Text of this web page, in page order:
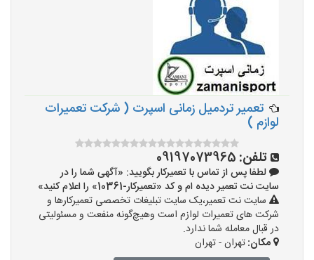
تعمیر تردمیل زمانی اسپرت ( شرکت تعمیرات
لوازم )
تلفن: 09197073965
لطفا پس از تماس با تعمیرکار بگویید: «آگهی شما را در
سایت نت تعمیر دیده ام و کد «تعمیرکار-10361» را اعلام کنید»
سایت نت تعمیر،یک سایت تبلیغات تخصصی تعمیرکارها و
شرکت های تعمیرات لوازم است وهیچ‌گونه منفعت و مسئولیتی
در قبال معامله شما ندارد.
مکان:تهران - تهران